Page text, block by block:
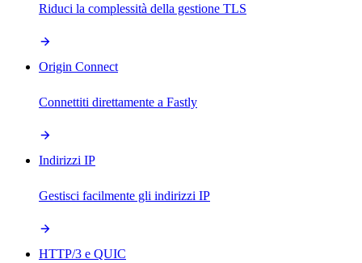
Riduci la complessità della gestione TLS
Origin Connect
Connettiti direttamente a Fastly
Indirizzi IP
Gestisci facilmente gli indirizzi IP
HTTP/3 e QUIC